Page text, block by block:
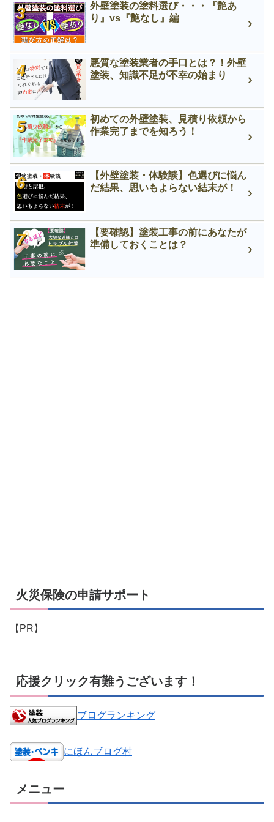
外壁塗装の塗料選び・・・『艶あ
り』vs『艶なし』編
悪質な塗装業者の手口とは？！外壁
塗装、知識不足が不幸の始まり
初めての外壁塗装、見積り依頼から
作業完了までを知ろう！
【外壁塗装・体験談】色選びに悩ん
だ結果、思いもよらない結末が！
【要確認】塗装工事の前にあなたが
準備しておくことは？
火災保険の申請サポート
【PR】
応援クリック有難うございます！
ブログランキング
にほんブログ村
メニュー